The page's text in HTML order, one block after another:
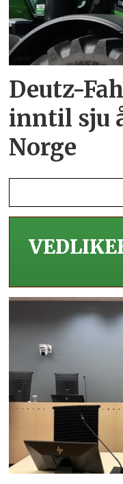
Deutz-
inntil sju
Norge